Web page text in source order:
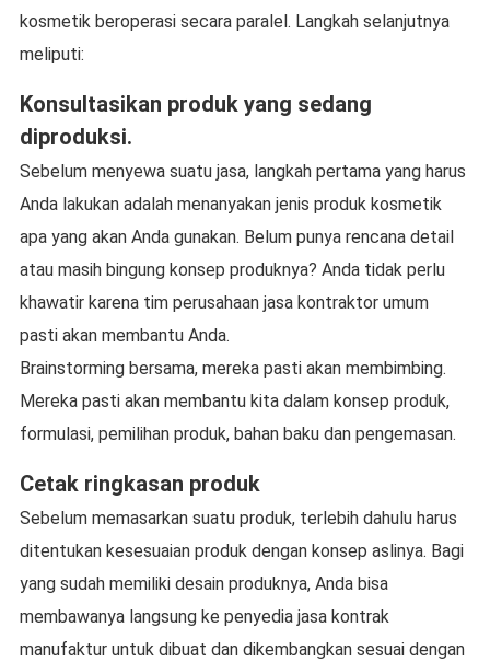
kosmetik beroperasi secara paralel. Langkah selanjutnya
meliputi:
Konsultasikan produk yang sedang
diproduksi.
Sebelum menyewa suatu jasa, langkah pertama yang harus
Anda lakukan adalah menanyakan jenis produk kosmetik
apa yang akan Anda gunakan. Belum punya rencana detail
atau masih bingung konsep produknya? Anda tidak perlu
khawatir karena tim perusahaan jasa kontraktor umum
pasti akan membantu Anda.
Brainstorming bersama, mereka pasti akan membimbing.
Mereka pasti akan membantu kita dalam konsep produk,
formulasi, pemilihan produk, bahan baku dan pengemasan.
Cetak ringkasan produk
Sebelum memasarkan suatu produk, terlebih dahulu harus
ditentukan kesesuaian produk dengan konsep aslinya. Bagi
yang sudah memiliki desain produknya, Anda bisa
membawanya langsung ke penyedia jasa kontrak
manufaktur untuk dibuat dan dikembangkan sesuai dengan